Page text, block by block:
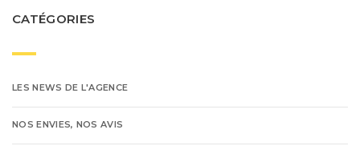
CATÉGORIES
LES NEWS DE L'AGENCE
NOS ENVIES, NOS AVIS